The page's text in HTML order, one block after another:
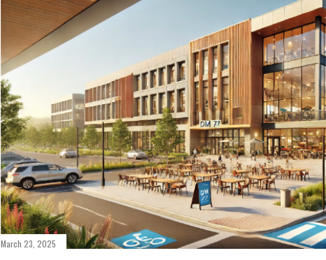
March 23, 2025